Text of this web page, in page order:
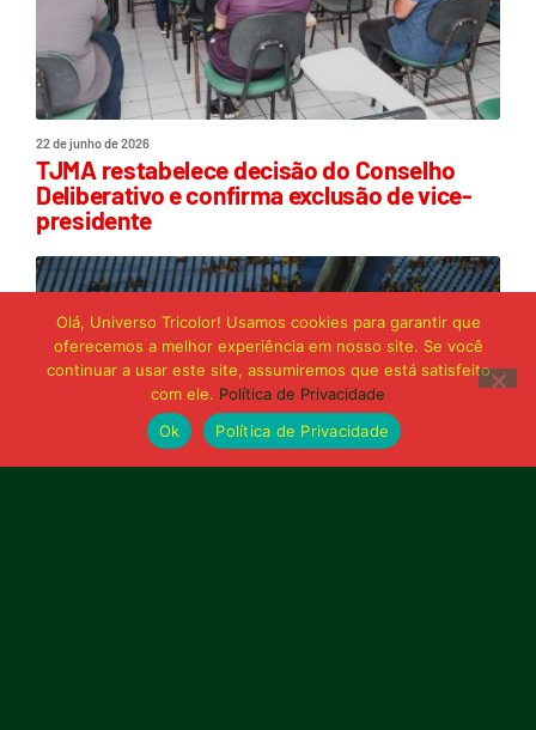
22 de junho de 2026
TJMA restabelece decisão do Conselho
Deliberativo e confirma exclusão de vice-
presidente
Olá, Universo Tricolor! Usamos cookies para garantir que
oferecemos a melhor experiência em nosso site. Se você
continuar a usar este site, assumiremos que está satisfeito
com ele. Política de Privacidade
Ok
Política de Privacidade